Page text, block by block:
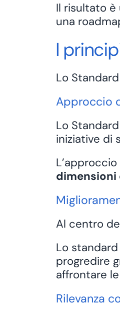
Il risultato
una
I
Lo
Approccio
Lo
iniziative di
Al centro
Lo
progredire
affrontare
Rilevanza